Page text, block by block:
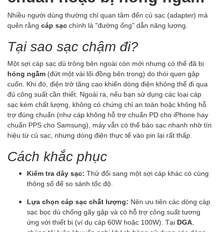
Nhiều người dùng thường chỉ quan tâm đến củ sạc (adapter) mà
quên rằng cáp sạc chính là "đường ống" dẫn năng lượng.
Tại sao sạc chậm đi?
Một sợi cáp sạc dù trông bên ngoài còn mới nhưng có thể đã bị
hỏng ngầm (đứt một vài lõi đồng bên trong) do thói quen gập
cuốn. Khi đó, điện trở tăng cao khiến dòng điện không thể đi qua
đủ công suất cần thiết. Ngoài ra, nếu bạn sử dụng các loại cáp
sạc kém chất lượng, không có chứng chỉ an toàn hoặc không hỗ
trợ đúng chuẩn (như cáp không hỗ trợ chuẩn PD cho iPhone hay
chuẩn PPS cho Samsung), máy vẫn có thể báo sạc nhanh nhờ tín
hiệu từ củ sạc, nhưng dòng điện thực tế vào pin lại rất thấp.
Cách khắc phục
Kiểm tra dây sạc: Thử đổi sang một sợi cáp khác có cùng
thông số để so sánh tốc độ.
Lựa chọn cáp sạc chất lượng: Nên ưu tiên các dòng cáp
sạc bọc dù chống gãy gập và có hỗ trợ công suất tương
ứng với thiết bị (ví dụ cáp 60W hoặc 100W). Tại DGA